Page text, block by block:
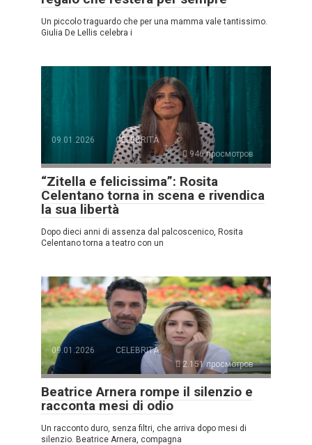
Un piccolo traguardo che per una mamma vale tantissimo.
Giulia De Lellis celebra i
09.01.2026
CELEBRITÀ
946 просмотров
“Zitella e felicissima”: Rosita
Celentano torna in scena e rivendica
la sua libertà
Dopo dieci anni di assenza dal palcoscenico, Rosita
Celentano torna a teatro con un
09.01.2026
CELEBRITÀ
2.151 просмотров
Beatrice Arnera rompe il silenzio e
racconta mesi di odio
Un racconto duro, senza filtri, che arriva dopo mesi di
silenzio. Beatrice Arnera, compagna